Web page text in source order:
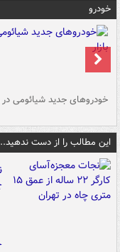
خودرو
خودروهای جدید شیائومی در
این مطالب را از دست